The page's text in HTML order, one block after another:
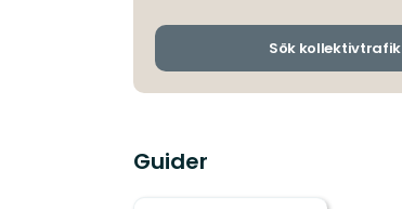
Sök kollektivtrafik
Guider